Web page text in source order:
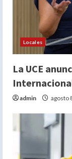
Locales
La UCE
admin agosto